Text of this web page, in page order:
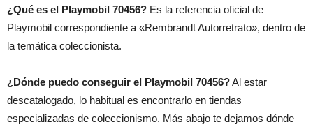
¿Qué es el Playmobil 70456? Es la referencia oficial de
Playmobil correspondiente a «Rembrandt Autorretrato», dentro de
la temática coleccionista.
¿Dónde puedo conseguir el Playmobil 70456?Al estar
descatalogado, lo habitual es encontrarlo en tiendas
especializadas de coleccionismo. Más abajo te dejamos dónde